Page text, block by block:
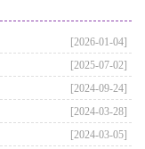
[2026-01-04]
[2025-07-02]
[2024-09-24]
[2024-03-28]
[2024-03-05]